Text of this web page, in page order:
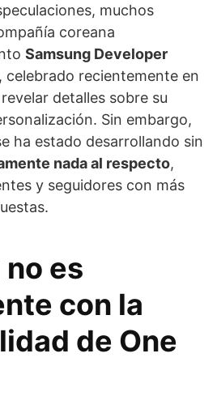
muchos
coreana
Samsung Developer
, celebrado recientemente en
detalles sobre su
Sin embargo,
ha estado desarrollando sin
nada al respecto,
y seguidores con más
es
con la
de One